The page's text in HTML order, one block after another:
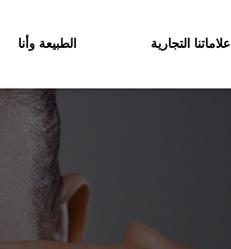
علاماتنا التجارية الطبيعة وأنا